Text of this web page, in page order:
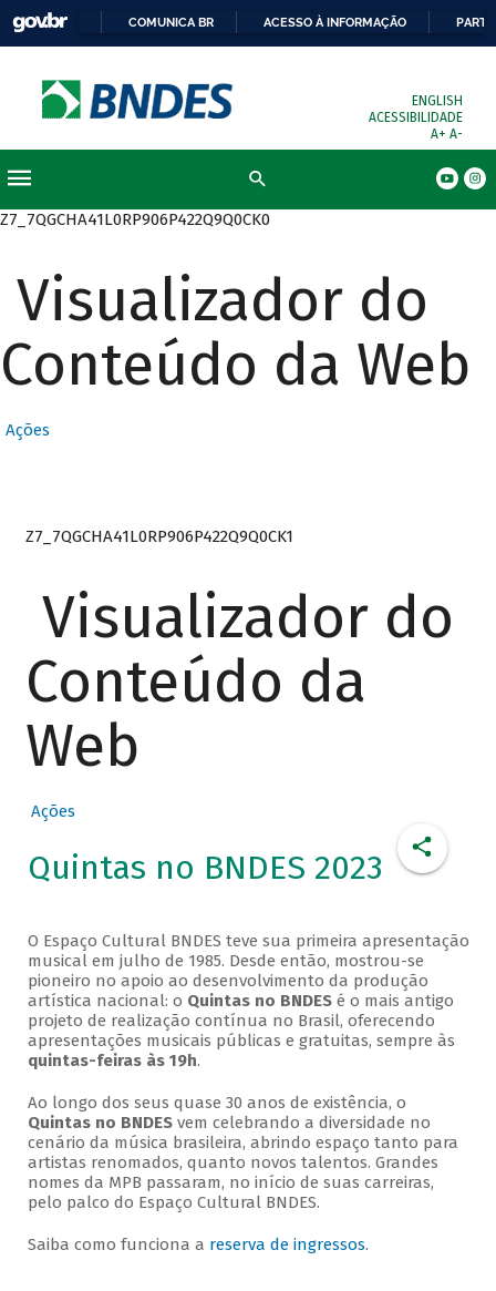
COMUNICA BR ACESSO À INFORMAÇÃO
ENGLISH
ACESSIBILIDADE
A+ A-
Z7_7QGCHA41L0RP906P422Q9Q0CK0
Visualizador do
Conteúdo da Web
Ações
Z7_7QGCHA41L0RP906P422Q9Q0CK1
Visualizador do
Conteúdo da
Web
Ações
Quintas no BNDES 2023
O Espaço Cultural BNDES teve sua primeira apresentação
musical em julho de 1985. Desde então, mostrou-se
pioneiro no apoio ao desenvolvimento da produção
artística nacional: o Quintas no BNDESé o mais antigo
projeto de realização contínua no Brasil, oferecendo
apresentações musicais públicas e gratuitas, sempre às
quintas-feiras às 19h.
Ao longo dos seus quase 30 anos de existência, o
Quintas no BNDESvem celebrando a diversidade no
cenário da música brasileira, abrindo espaço tanto para
artistas renomados, quanto novos talentos. Grandes
nomes da MPB passaram, no início de suas carreiras,
pelo palco do Espaço Cultural BNDES.
Saiba como funciona a reserva de ingressos.